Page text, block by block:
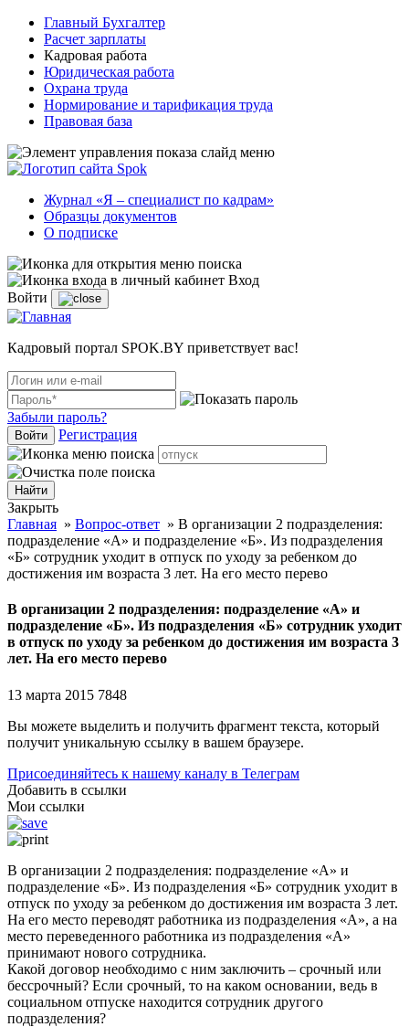
Главный Бухгалтер
Расчет зарплаты
Кадровая работа
Юридическая работа
Охрана труда
Нормирование и тарификация труда
Правовая база
Журнал «Я – специалист по кадрам»
Образцы документов
О подписке
Вход
Войти
Кадровый портал SPOK.BY приветствует вас!
Забыли пароль?
Войти Регистрация
Закрыть
Главная » Вопрос-ответ » В организации 2 подразделения:
подразделение «А» и подразделение «Б». Из подразделения
«Б» сотрудник уходит в отпуск по уходу за ребенком до
достижения им возраста 3 лет. На его место перево
В организации 2 подразделения: подразделение «А» и
подразделение «Б». Из подразделения «Б» сотрудник уходит
в отпуск по уходу за ребенком до достижения им возраста 3
лет. На его место перево
13 марта 2015 7848
Вы можете выделить и получить фрагмент текста, который
получит уникальную ссылку в вашем браузере.
Присоединяйтесь к нашему каналу в Телеграм
Добавить в ссылки
Мои ссылки
В организации 2 подразделения: подразделение «А» и
подразделение «Б». Из подразделения «Б» сотрудник уходит в
отпуск по уходу за ребенком до достижения им возраста 3 лет.
На его место переводят работника из подразделения «А», а на
место переведенного работника из подразделения «А»
принимают нового сотрудника.
Какой договор необходимо с ним заключить – срочный или
бессрочный? Если срочный, то на каком основании, ведь в
социальном отпуске находится сотрудник другого
подразделения?